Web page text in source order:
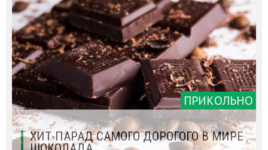
ПРИКОЛЬНО
ХИТ-ПАРАД САМОГО ДОРОГОГО В МИРЕ